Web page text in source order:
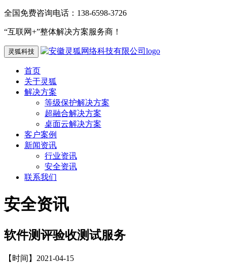
全国免费咨询电话：138-6598-3726
“互联网+”整体解决方案服务商！
灵狐科技
首页
关于灵狐
解决方案
等级保护解决方案
超融合解决方案
桌面云解决方案
客户案例
新闻资讯
行业资讯
安全资讯
联系我们
安全资讯
软件测评验收测试服务
【时间】2021-04-15